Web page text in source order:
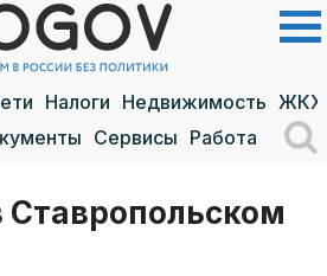
Налоги Недвижимость ЖКХ
Сервисы Работа
Ставропольском